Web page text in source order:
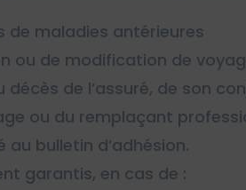
de maladies antérieures
ou de modification de
de l’assuré, de son
ou du remplaçant
bulletin d’adhésion.
garantis, en cas de :